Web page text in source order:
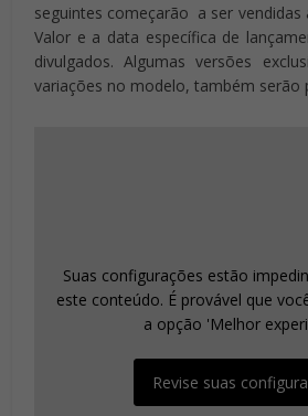
seguintes começarão a ser vendidas
Valor e a data específica de
divulgados. Algumas versões
variações no modelo, também serão
Suas configurações estão
este conteúdo. É provável que
a opção 'Melhor
Revise suas